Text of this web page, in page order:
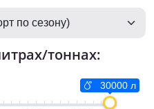
тоннах:
30000 л